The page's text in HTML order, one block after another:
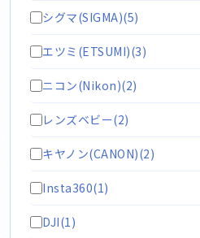
シグマ(SIGMA)(5)
エツミ(ETSUMI)(3)
ニコン(Nikon)(2)
レンズベビー(2)
キヤノン(CANON)(2)
Insta360(1)
DJI(1)